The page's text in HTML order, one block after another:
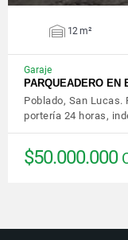
12 m²
Garaje
PARQUEADERO EN
Poblado, San
portería 24 horas,
$50.000.000